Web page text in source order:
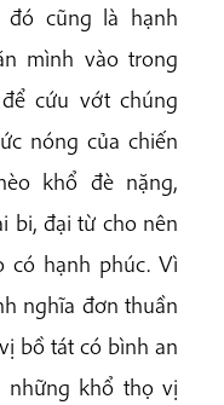
cũng là hạnh
mình vào trong
cứu vớt chúng
nóng của chiến
khổ đè nặng,
bi, đại từ cho nên
có hạnh phúc. Vì
nghĩa đơn thuần
bồ tát có bình an
khổ thọ vị